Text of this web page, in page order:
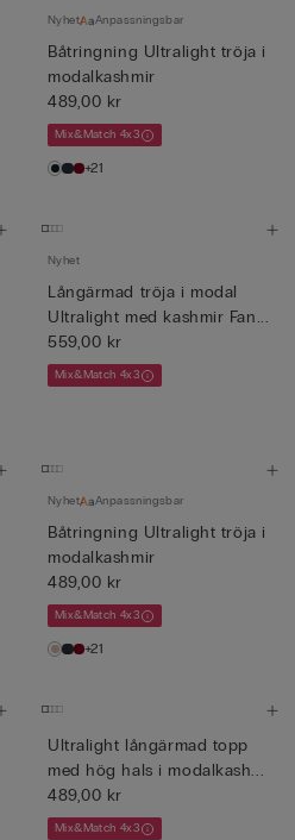
Nyhet Anpassningsbar
Båtringning Ultralight tröja i
modalkashmir
489,00 kr
Mix&Match 4x3
+21
Nyhet
Långärmad tröja i modal
Ultralight med kashmir Fan...
559,00 kr
Mix&Match 4x3
Nyhet Anpassningsbar
Båtringning Ultralight tröja i
modalkashmir
489,00 kr
Mix&Match 4x3
+21
Ultralight långärmad topp
med hög hals i modalkash...
489,00 kr
Mix&Match 4x3